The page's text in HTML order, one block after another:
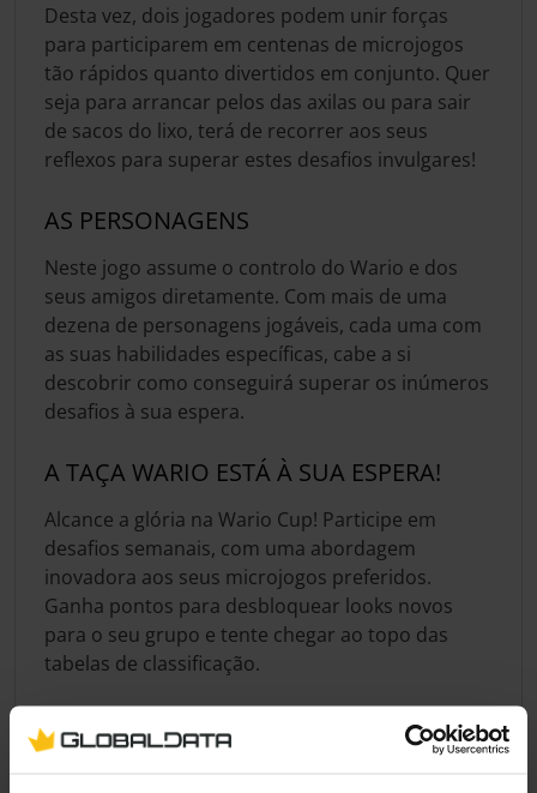
Desta vez, dois jogadores podem unir forças
para participarem em centenas de microjogos
tão rápidos quanto divertidos em conjunto. Quer
seja para arrancar pelos das axilas ou para sair
de sacos do lixo, terá de recorrer aos seus
reflexos para superar estes desafios invulgares!
AS PERSONAGENS
Neste jogo assume o controlo do Wario e dos
seus amigos diretamente. Com mais de uma
dezena de personagens jogáveis, cada uma com
as suas habilidades específicas, cabe a si
descobrir como conseguirá superar os inúmeros
desafios à sua espera.
A TAÇA WARIO ESTÁ À SUA ESPERA!
Alcance a glória na Wario Cup! Participe em
desafios semanais, com uma abordagem
inovadora aos seus microjogos preferidos.
Ganha pontos para desbloquear looks novos
para o seu grupo e tente chegar ao topo das
tabelas de classificação.
Especificação